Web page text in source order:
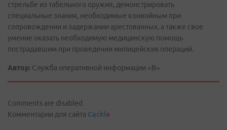
стрельбе из табельного оружия, демонстрировать
специальные знания, необходимые конвойным при
сопровождении и задержании арестованных, а также свое
умение оказать необходимую медицинскую помощь
пострадавшим при проведении милицейских операций.
Автор: Служба оперативной информации «В»
Comments are disabled
Комментарии для сайта Cackle